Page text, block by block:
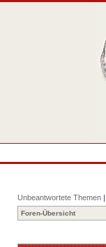
Unbeantwortete Themen |
Foren-Übersicht